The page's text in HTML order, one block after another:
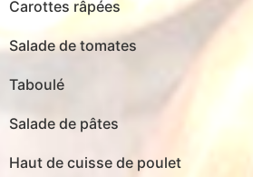
Carottes râpées
Salade de tomates
Taboulé
Salade de pâtes
Haut de cuisse de poulet